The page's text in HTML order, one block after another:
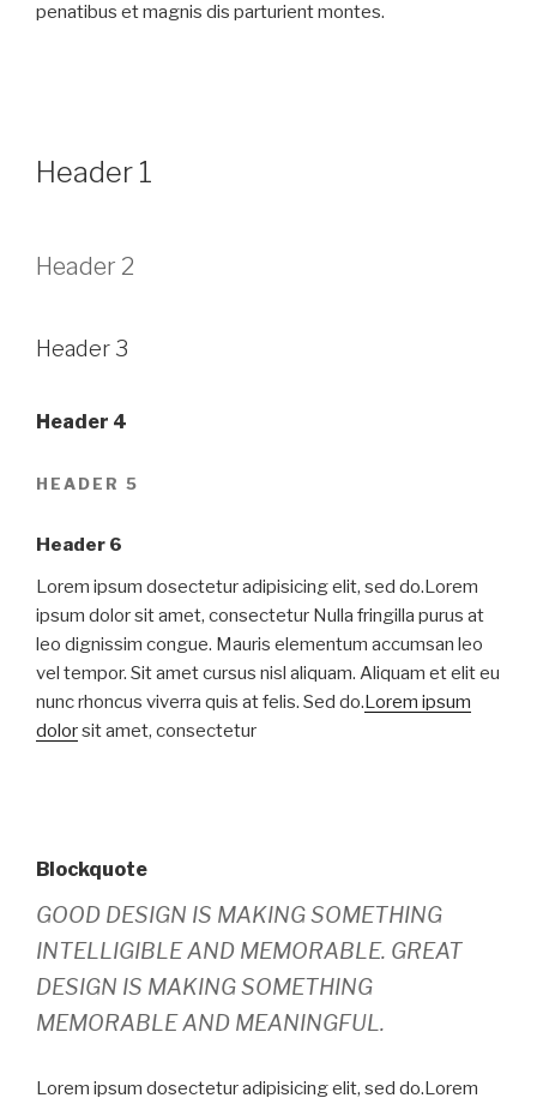
penatibus et magnis dis parturient montes.
Header 1
Header 2
Header 3
Header 4
HEADER 5
Header 6
Lorem ipsum dosectetur adipisicing elit, sed do.Lorem
ipsum dolor sit amet, consectetur Nulla fringilla purus at
leo dignissim congue. Mauris elementum accumsan leo
vel tempor. Sit amet cursus nisl aliquam. Aliquam et elit eu
nunc rhoncus viverra quis at felis. Sed do.Lorem ipsum
dolorsit amet, consectetur
Blockquote
GOOD DESIGN IS MAKING SOMETHING
INTELLIGIBLE AND MEMORABLE. GREAT
DESIGN IS MAKING SOMETHING
MEMORABLE AND MEANINGFUL.
Lorem ipsum dosectetur adipisicing elit, sed do.Lorem